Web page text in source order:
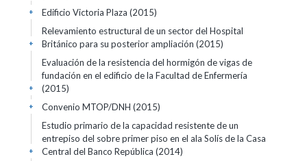
Edificio Victoria Plaza (2015)
+
Relevamiento estructural de un sector del Hospital
Británico para su posterior ampliación (2015)
+
Evaluación de la resistencia del hormigón de vigas de
fundación en el edificio de la Facultad de Enfermería
(2015)
+
Convenio MTOP/DNH (2015)
+
Estudio primario de la capacidad resistente de un
entrepiso del sobre primer piso en el ala Solís de la Casa
Central del Banco República (2014)
+